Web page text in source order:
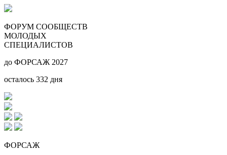
ФОРУМ СООБЩЕСТВ
МОЛОДЫХ
СПЕЦИАЛИСТОВ
до ФОРСАЖ 2027
осталось 332 дня
ФОРСАЖ